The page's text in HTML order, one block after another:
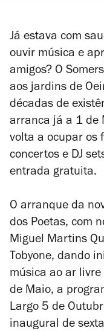
Já estava com
ouvir música e
amigos? O
aos jardins de
décadas de
arranca já a 1 de
volta a ocupar os
concertos e DJ
entrada gratuita.
O arranque da
dos Poetas, com
Miguel Martins
Tobyone, dando
música ao ar livre
de Maio, a
Largo 5 de
inaugural de